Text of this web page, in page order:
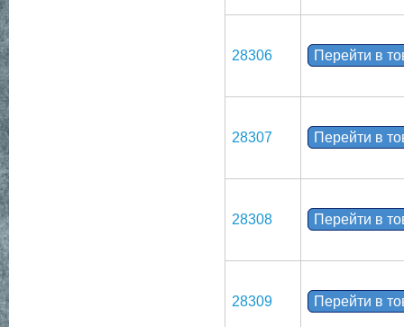
28306 Перейти в
28307 Перейти в
28308 Перейти в
28309 Перейти в